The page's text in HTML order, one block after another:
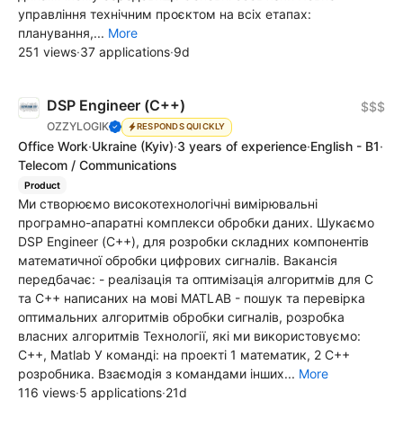
управління технічним проєктом на всіх етапах:
планування,... More
251 views·37 applications·9d
DSP Engineer (С++)
OZZYLOGIK RESPONDS QUICKLY
$$$
Office Work·Ukraine (Kyiv)·3 years of experience·English - B1·
Telecom / Communications
Product
Ми створюємо високотехнологічні вимірювальні
програмно-апаратні комплекси обробки даних. Шукаємо
DSP Engineer (С++), для розробки складних компонентів
математичної обробки цифрових сигналів. Вакансія
передбачає: - реалізація та оптимізація алгоритмів для С
та С++ написаних на мові MATLAB - пошук та перевірка
оптимальних алгоритмів обробки сигналів, розробка
власних алгоритмів Технології, які ми використовуємо:
С++, Matlab У команді: на проекті 1 математик, 2 С++
розробника. Взаємодія з командами інших... More
116 views·5 applications·21d